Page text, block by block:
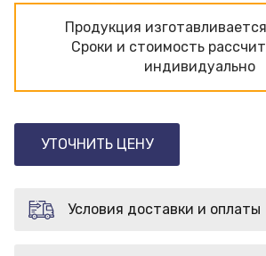
Продукция
Сроки и стоимость
индивидуально
УТОЧНИТЬ ЦЕНУ
Условия доставки и оплаты